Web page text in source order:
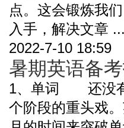
点。这会锻炼我
入手，解决文章 ...
2022-7-10 18:59
暑期英语备
1、单词 还没有
个阶段的重头戏